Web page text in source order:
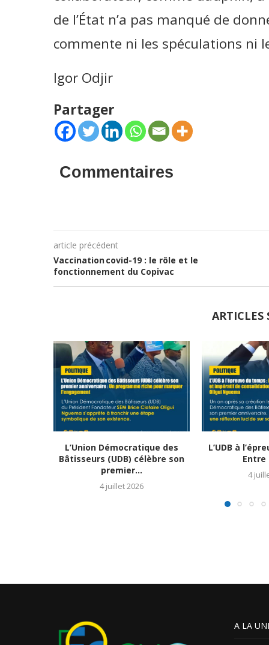
de l’État n’a pas manqué de
commente ni les spéculations ni
Igor Odjir
Partager
Commentaires
article précédent
Vaccination covid-19 : le rôle et le
fonctionnement du Copivac
ARTICLES
L’Union Démocratique des
Bâtisseurs (UDB) célèbre son
premier...
4 juillet 2026
L’UDB à
Entre
4
A LA